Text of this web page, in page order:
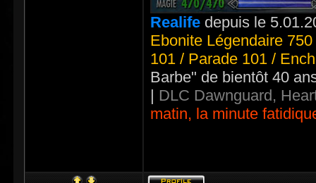
Realife depuis le
Ebonite Légendaire
101 / Parade 101 /
Barbe" de bientôt 40
| DLC Dawnguard,
matin, la minute